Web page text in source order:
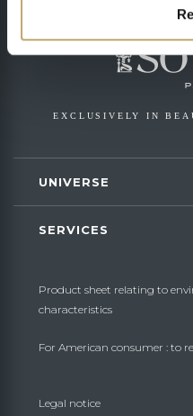
EXCLUSIVELY IN
UNIVERSE
SERVICES
Product sheet relating to
characteristics
For American consumer : to
Legal notice